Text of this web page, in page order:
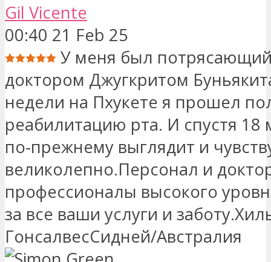
Gil Vicente
00:40 21 Feb 25
У меня был
доктором Джугкритом
недели на Пхукете я прошел
реабилитацию рта. И спустя 18
по-прежнему выглядит и
великолепно.Персонал и
профессионалы высокого
за все ваши услуги и
ГонсалвесСидней/Австралия